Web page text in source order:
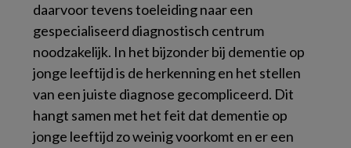
daarvoor tevens toeleiding naar een
gespecialiseerd diagnostisch centrum
noodzakelijk. In het bijzonder bij dementie op
jonge leeftijd is de herkenning en het stellen
van een juiste diagnose gecompliceerd. Dit
hangt samen met het feit dat dementie op
jonge leeftijd zo weinig voorkomt en er een